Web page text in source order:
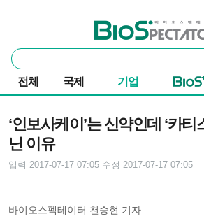
바이오스펙테이터
통
합
검
색
전체 국제 기업
‘인보사케이’는 신약인데 ‘카티
닌 이유
입력 2017-07-17 07:05 수정 2017-07-17 07:05
바이오스펙테이터 천승현 기자